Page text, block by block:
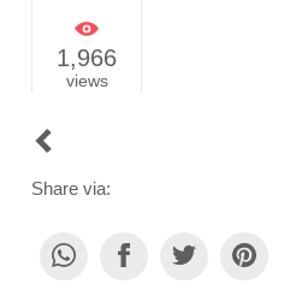
1,966
views
POST
Share via: